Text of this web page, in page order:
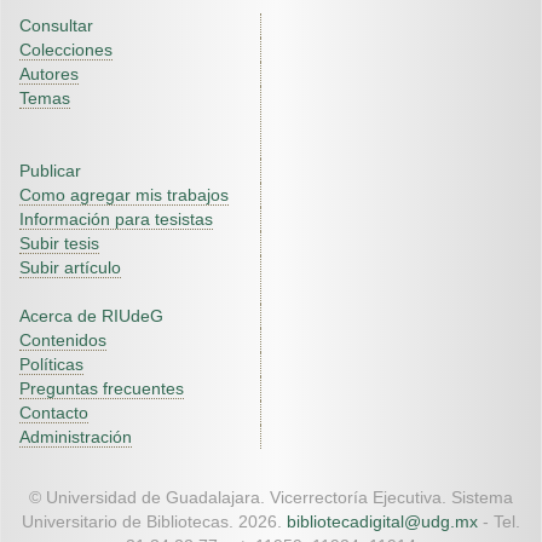
Consultar
Colecciones
Autores
Temas
Publicar
Como agregar mis trabajos
Información para tesistas
Subir tesis
Subir artículo
Acerca de RIUdeG
Contenidos
Políticas
Preguntas frecuentes
Contacto
Administración
© Universidad de Guadalajara. Vicerrectoría Ejecutiva. Sistema
Universitario de Bibliotecas. 2026. bibliotecadigital@udg.mx - Tel.